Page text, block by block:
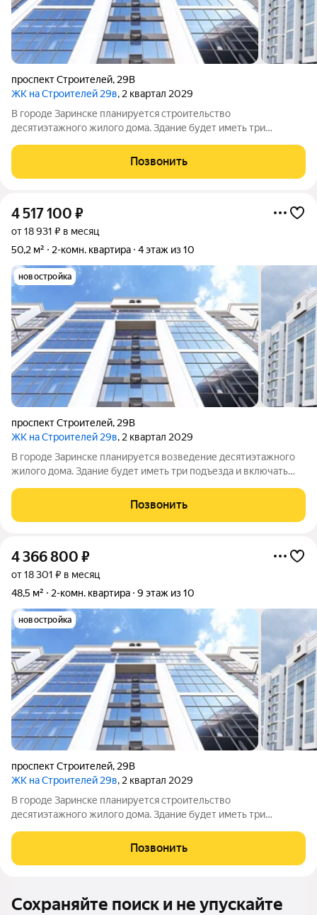
проспект Строителей, 29В
ЖК на Строителей 29в, 2 квартал 2029
В городе Заринске планируется строительство
десятиэтажного жилого дома. Здание будет иметь три
назначения на первом этаже. Входы в подъезды расположат
Позвонить
4 517 100 ₽
от 18 931 ₽ в месяц
50,2 м²
2-комн. квартира 4 этаж из 10
новостройка
проспект Строителей, 29В
ЖК на Строителей 29в, 2 квартал 2029
В городе Заринске планируется возведение десятиэтажного
жилого дома. Здание будет иметь три подъезда и включать
этаже. Входы в подъезды расположат со стороны двора, а в
Позвонить
4 366 800 ₽
от 18 301 ₽ в месяц
48,5 м²
2-комн. квартира 9 этаж из 10
новостройка
проспект Строителей, 29В
ЖК на Строителей 29в, 2 квартал 2029
В городе Заринске планируется строительство
десятиэтажного жилого дома. Здание будет иметь три
назначения на первом этаже. Входы в подъезды разместят со
Позвонить
Сохраняйте поиск и не упускайте